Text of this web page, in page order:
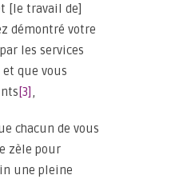
[le travail de]
démontré votre
les services
que vous
[3] ,
chacun de vous
zèle pour
une pleine